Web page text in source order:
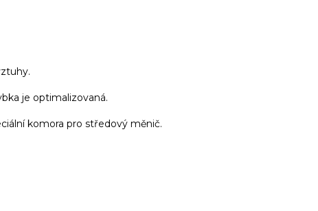
je optimalizovaná.
komora pro středový měnič.